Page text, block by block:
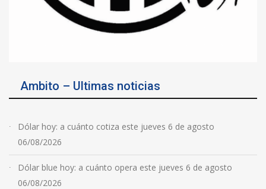
Ambito – Ultimas noticias
Dólar hoy: a cuánto cotiza este jueves 6 de agosto
06/08/2026
Dólar blue hoy: a cuánto opera este jueves 6 de agosto
06/08/2026